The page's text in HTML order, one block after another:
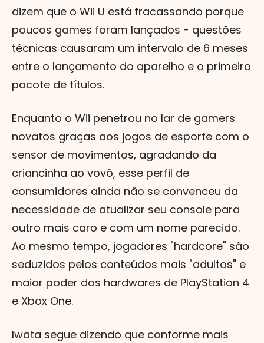
dizem que o Wii U está fracassando porque
poucos games foram lançados - questões
técnicas causaram um intervalo de 6 meses
entre o lançamento do aparelho e o primeiro
pacote de títulos.
Enquanto o Wii penetrou no lar de gamers
novatos graças aos jogos de esporte com o
sensor de movimentos, agradando da
criancinha ao vovô, esse perfil de
consumidores ainda não se convenceu da
necessidade de atualizar seu console para
outro mais caro e com um nome parecido.
Ao mesmo tempo, jogadores "hardcore" são
seduzidos pelos conteúdos mais "adultos" e
maior poder dos hardwares de PlayStation 4
e Xbox One.
Iwata segue dizendo que conforme mais